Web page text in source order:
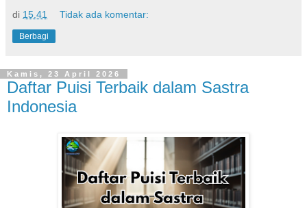
di 15.41 Tidak ada komentar:
Berbagi
Kamis, 23 April 2026
Daftar Puisi Terbaik dalam Sastra
Indonesia